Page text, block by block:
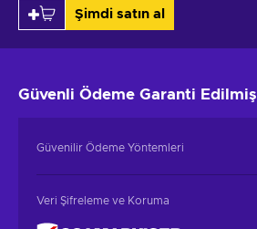
Şimdi satın al
Güvenli Ödeme Garanti Edilmiş
Güvenilir Ödeme Yöntemleri
Veri Şifreleme ve Koruma